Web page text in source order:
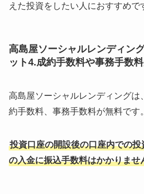
えた投資をしたい人におすすめで
高島屋ソーシャルレンディン
ット4.成約手数料や事務手数
高島屋ソーシャルレンディングは
約手数料、事務手数料が無料です。
投資口座の開設後の口座内での
の入金に振込手数料はかかりませ